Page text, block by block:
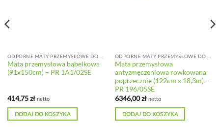
Mata przemysłowa bąbelkowa
(91x150cm) – PR 1A1/02SE
414,75zł netto
DODAJ DO KOSZYKA
Mata przemysłowa
antyzmęczeniowa rowkowana
poprzecznie (122cm x 18,3m) –
PR 196/05SE
6346,00zł netto
DODAJ DO KOSZYKA